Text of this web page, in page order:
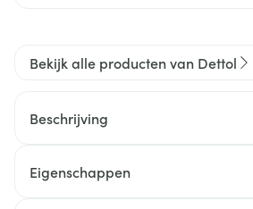
Bekijk alle producten van Dettol
Beschrijving
Eigenschappen